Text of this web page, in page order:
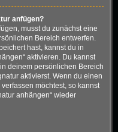
anfügen?
musst du zunächst eine
Bereich entwerfen.
hast, kannst du in
aktivieren. Du kannst
deinem persönlichen Bereich
aktivierst. Wenn du einen
möchtest, so kannst
anhängen“ wieder